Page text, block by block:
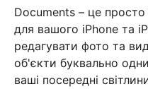
Documents – це
для вашого iPhone та
редагувати фото та
об'єкти буквально
ваші посередні